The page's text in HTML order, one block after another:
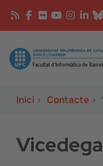
Vés al contingut
Image
Inici > Contacte >